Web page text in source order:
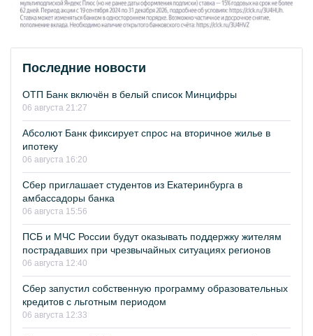
Последние новости
ОТП Банк включён в белый список Минцифры
06 августа 21:27
Абсолют Банк фиксирует спрос на вторичное жилье в
ипотеку
06 августа 16:20
Сбер приглашает студентов из Екатеринбурга в
амбассадоры банка
06 августа 15:56
ПСБ и МЧС России будут оказывать поддержку жителям
пострадавших при чрезвычайных ситуациях регионов
06 августа 12:40
Сбер запустил собственную программу образовательных
кредитов с льготным периодом
06 августа 12:33